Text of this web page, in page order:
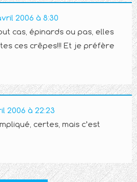
2006 à 8:30
cas, épinards ou pas, elles
ces crêpes!!! Et je préfère
2006 à 22:23
certes, mais c’est